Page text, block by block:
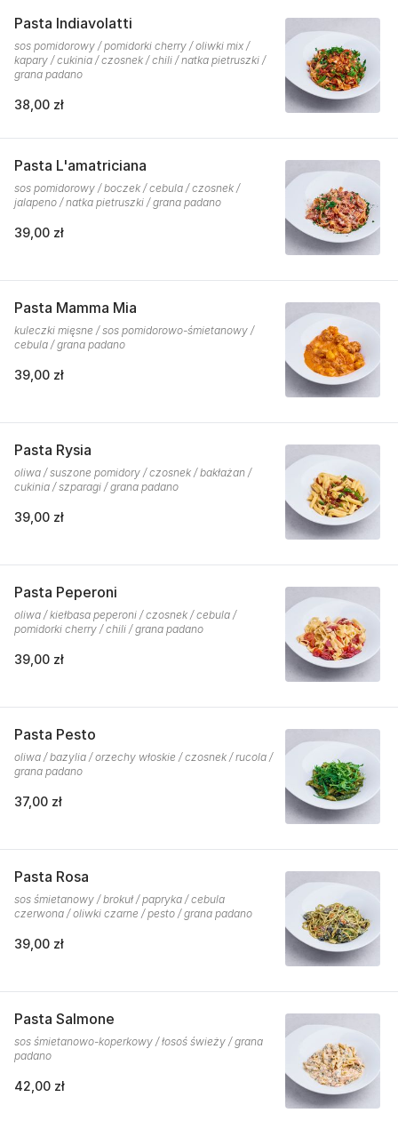
Pasta Indiavolatti
sos pomidorowy / pomidorki cherry / oliwki mix /
kapary / cukinia / czosnek / chili / natka pietruszki /
grana padano
38,00 zł
Pasta L'amatriciana
sos pomidorowy / boczek / cebula / czosnek /
jalapeno / natka pietruszki / grana padano
39,00 zł
Pasta Mamma Mia
kuleczki mięsne / sos pomidorowo-śmietanowy /
cebula / grana padano
39,00 zł
Pasta Rysia
oliwa / suszone pomidory / czosnek / bakłażan /
cukinia / szparagi / grana padano
39,00 zł
Pasta Peperoni
oliwa / kiełbasa peperoni / czosnek / cebula /
pomidorki cherry / chili / grana padano
39,00 zł
Pasta Pesto
oliwa / bazylia / orzechy włoskie / czosnek / rucola /
grana padano
37,00 zł
Pasta Rosa
sos śmietanowy / brokuł / papryka / cebula
czerwona / oliwki czarne / pesto / grana padano
39,00 zł
Pasta Salmone
sos śmietanowo-koperkowy / łosoś świeży / grana
padano
42,00 zł